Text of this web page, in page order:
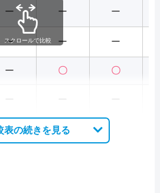
ー ー ー
ー ー ー
ー 〇 〇
スクロールで比較
表の続きを見る